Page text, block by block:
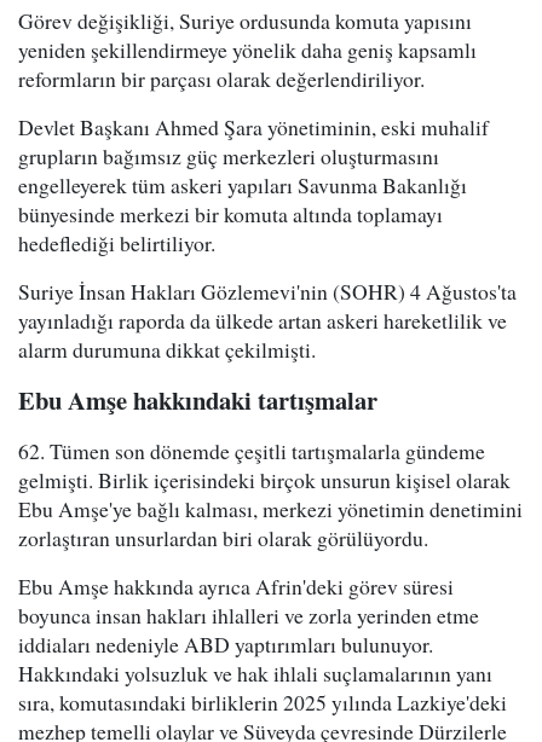
Görev değişikliği, Suriye ordusunda komuta yapısını
yeniden şekillendirmeye yönelik daha geniş kapsamlı
reformların bir parçası olarak değerlendiriliyor.
Devlet Başkanı Ahmed Şara yönetiminin, eski muhalif
grupların bağımsız güç merkezleri oluşturmasını
engelleyerek tüm askeri yapıları Savunma Bakanlığı
bünyesinde merkezi bir komuta altında toplamayı
hedeflediği belirtiliyor.
Suriye İnsan Hakları Gözlemevi'nin (SOHR) 4 Ağustos'ta
yayınladığı raporda da ülkede artan askeri hareketlilik ve
alarm durumuna dikkat çekilmişti.
Ebu Amşe hakkındaki tartışmalar
62. Tümen son dönemde çeşitli tartışmalarla gündeme
gelmişti. Birlik içerisindeki birçok unsurun kişisel olarak
Ebu Amşe'ye bağlı kalması, merkezi yönetimin denetimini
zorlaştıran unsurlardan biri olarak görülüyordu.
Ebu Amşe hakkında ayrıca Afrin'deki görev süresi
boyunca insan hakları ihlalleri ve zorla yerinden etme
iddiaları nedeniyle ABD yaptırımları bulunuyor.
Hakkındaki yolsuzluk ve hak ihlali suçlamalarının yanı
sıra, komutasındaki birliklerin 2025 yılında Lazkiye'deki
mezhep temelli olaylar ve Süveyda çevresinde Dürzilerle